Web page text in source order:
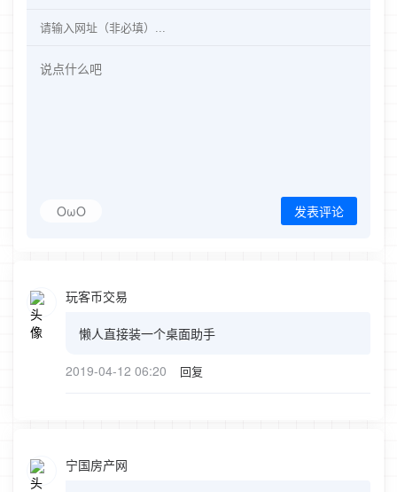
OωO 发表评论
玩客币交易
懒人直接装一个桌面助手
2019-04-12 06:20 回复
宁国房产网